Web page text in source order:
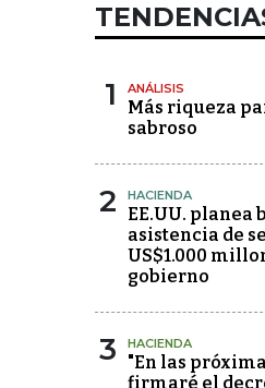
1 ANÁLISIS
Más riqueza
sabroso
2 HACIENDA
EE.UU. planea
asistencia de
US$1.000
gobierno
3 HACIENDA
"En las
firmaré el